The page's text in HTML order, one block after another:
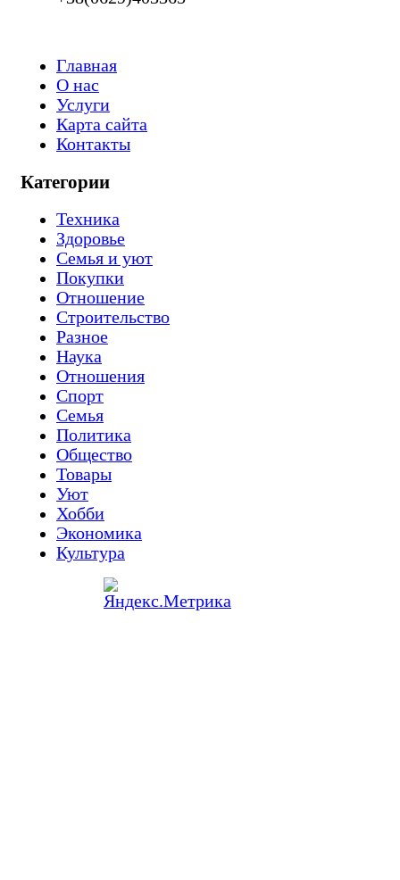
Главная
О нас
Услуги
Карта сайта
Контакты
Категории
Техника
Здоровье
Семья и уют
Покупки
Отношение
Строительство
Разное
Наука
Отношения
Спорт
Семья
Политика
Общество
Товары
Уют
Хобби
Экономика
Культура